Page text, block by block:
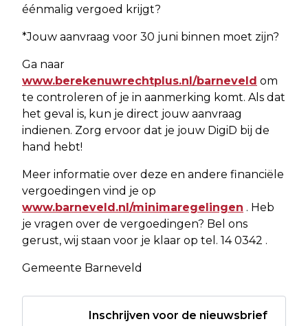
éénmalig vergoed krijgt?
*Jouw aanvraag voor 30 juni binnen moet zijn?
Ga naar
www.berekenuwrechtplus.nl/barneveld om
te controleren of je in aanmerking komt. Als dat
het geval is, kun je direct jouw aanvraag
indienen. Zorg ervoor dat je jouw DigiD bij de
hand hebt!
Meer informatie over deze en andere financiële
vergoedingen vind je op
www.barneveld.nl/minimaregelingen . Heb
je vragen over de vergoedingen? Bel ons
gerust, wij staan voor je klaar op tel. 14 0342 .
Gemeente Barneveld
Inschrijven voor de nieuwsbrief